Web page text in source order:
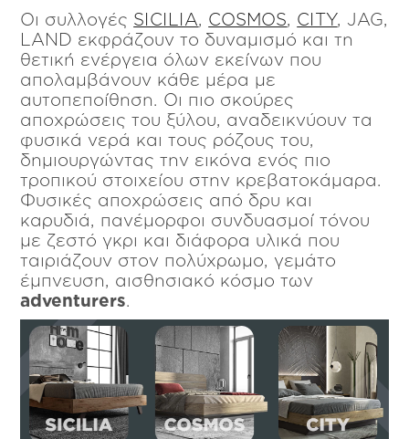
Οι συλλογές SICILIA COSMOS CITY, JAG,
LAND εκφράζουν το δυναμισμό και τη
θετική ενέργεια όλων εκείνων που
απολαμβάνουν κάθε μέρα με
αυτοπεποίθηση. Οι πιο σκούρες
αποχρώσεις του ξύλου, αναδεικνύουν τα
φυσικά νερά και τους ρόζους του,
δημιουργώντας την εικόνα ενός πιο
τροπικού στοιχείου στην κρεβατοκάμαρα.
Φυσικές αποχρώσεις από δρυ και
καρυδιά, πανέμορφοι συνδυασμοί τόνου
με ζεστό γκρι και διάφορα υλικά που
ταιριάζουν στον πολύχρωμο, γεμάτο
έμπνευση, αισθησιακό κόσμο των
adventurers